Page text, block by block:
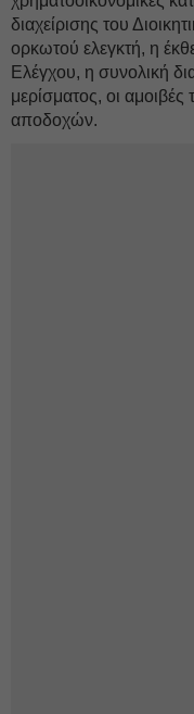
διαχείρισης του
ορκωτού ελεγκτή, η
Ελέγχου, η συνολική
μερίσματος, οι
αποδοχών.